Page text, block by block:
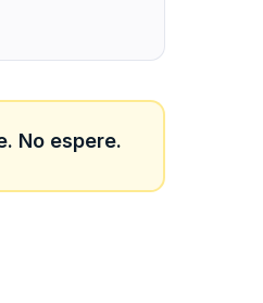
No espere.